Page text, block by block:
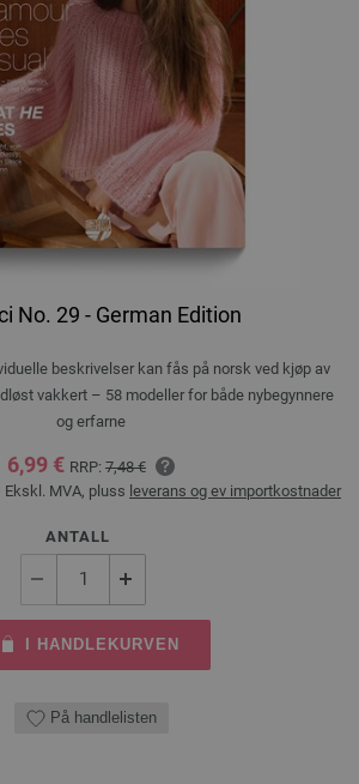
No. 29 - German Edition
beskrivelser kan fås på norsk ved kjøp av
vakkert – 58 modeller for både nybegynnere
og erfarne
6,99 € RRP: 7,48 €
Ekskl. MVA, pluss leverans og ev importkostnader
ANTALL
I HANDLEKURVEN
På handlelisten